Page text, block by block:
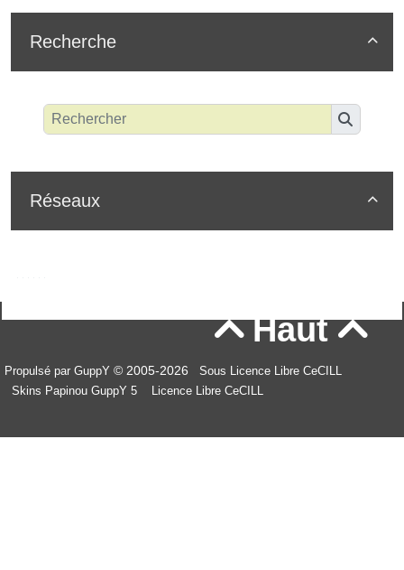

Recherche

Réseaux
Haut
Propulsé par GuppY © 2005-2026
Sous Licence Libre CeCILL
Skins Papinou GuppY 5
Licence Libre CeCILL